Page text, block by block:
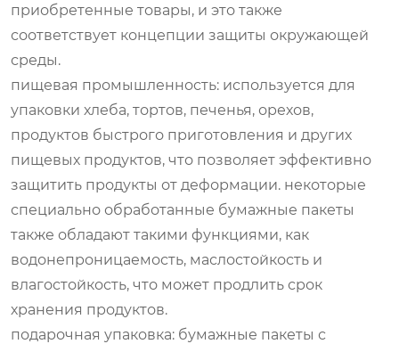
приобретенные товары, и это также
соответствует концепции защиты окружающей
среды.
пищевая промышленность: используется для
упаковки хлеба, тортов, печенья, орехов,
продуктов быстрого приготовления и других
пищевых продуктов, что позволяет эффективно
защитить продукты от деформации. некоторые
специально обработанные бумажные пакеты
также обладают такими функциями, как
водонепроницаемость, маслостойкость и
влагостойкость, что может продлить срок
хранения продуктов.
подарочная упаковка: бумажные пакеты с